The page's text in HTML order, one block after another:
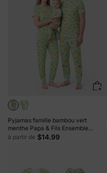
Pyjamas famille bambou vert
menthe Papa & Fils Ensemble
pyjama assorti à manches courtes
à partir de $14.99